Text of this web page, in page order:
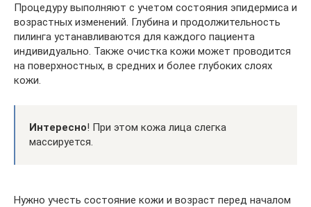
Процедуру выполняют с учетом состояния эпидермиса и
возрастных изменений. Глубина и продолжительность
пилинга устанавливаются для каждого пациента
индивидуально. Также очистка кожи может проводится
на поверхностных, в средних и более глубоких слоях
кожи.
Интересно! При этом кожа лица слегка
массируется.
Нужно учесть состояние кожи и возраст перед началом